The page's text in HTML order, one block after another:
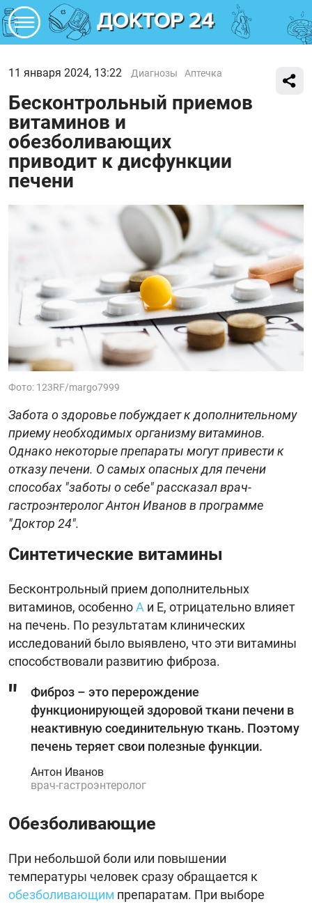
11 января 2024, 13:22 Диагнозы Аптечка
Бесконтрольный приемов
витаминов и
обезболивающих
приводит к дисфункции
печени
Фото: 123RF/margo7999
Забота о здоровье побуждает к дополнительному
приему необходимых организму витаминов.
Однако некоторые препараты могут привести к
отказу печени. О самых опасных для печени
способах "заботы о себе" рассказал врач-
гастроэнтеролог Антон Иванов в программе
"Доктор 24".
Синтетические витамины
Бесконтрольный прием дополнительных
витаминов, особенноА и Е, отрицательно влияет
на печень. По результатам клинических
исследований было выявлено, что эти витамины
способствовали развитию фиброза.
Фиброз – это перерождение
функционирующей здоровой ткани печени в
неактивную соединительную ткань. Поэтому
печень теряет свои полезные функции.
Антон Иванов
врач-гастроэнтеролог
Обезболивающие
При небольшой боли или повышении
температуры человек сразу обращается к
обезболивающим препаратам. При выборе